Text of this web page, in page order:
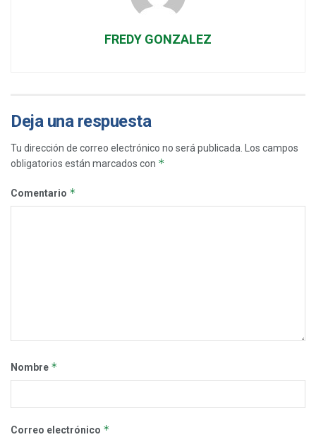
FREDY GONZALEZ
Deja una respuesta
Tu dirección de correo electrónico no será publicada. Los campos
obligatorios están marcados con *
Comentario *
Nombre *
Correo electrónico *